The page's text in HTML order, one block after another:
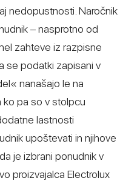
nedopustnosti. Naročnik
– nasprotno od
zahteve iz razpisne
se podatki zapisani v
nanašajo le na
pa so v stolpcu
lastnosti
upoštevati in njihove
je izbrani ponudnik v
proizvajalca Electrolux